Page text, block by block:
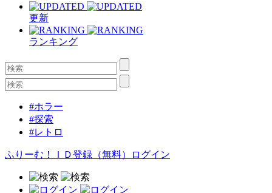
更新
ランキング
#ホラー
#探索
#レトロ
ふりーむ！ＩＤ登録（無料） ログイン